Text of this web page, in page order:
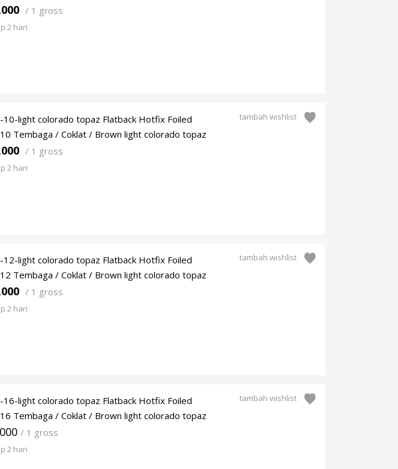
/ 1 gross
2 hari
light colorado topaz Flatback Hotfix Foiled
Tembaga / Coklat / Brown light colorado topaz
/ 1 gross
2 hari
tambah wishlist
light colorado topaz Flatback Hotfix Foiled
Tembaga / Coklat / Brown light colorado topaz
/ 1 gross
2 hari
tambah wishlist
light colorado topaz Flatback Hotfix Foiled
Tembaga / Coklat / Brown light colorado topaz
/ 1 gross
2 hari
tambah wishlist